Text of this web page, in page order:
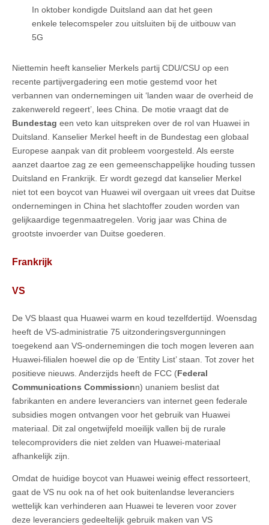
In oktober kondigde Duitsland aan dat het geen
enkele telecomspeler zou uitsluiten bij de uitbouw van
5G
Niettemin heeft kanselier Merkels partij CDU/CSU op een
recente partijvergadering een motie gestemd voor het
verbannen van ondernemingen uit ‘landen waar de overheid de
zakenwereld regeert’, lees China. De motie vraagt dat de
Bundestag een veto kan uitspreken over de rol van Huawei in
Duitsland. Kanselier Merkel heeft in de Bundestag een globaal
Europese aanpak van dit probleem voorgesteld. Als eerste
aanzet daartoe zag ze een gemeenschappelijke houding tussen
Duitsland en Frankrijk. Er wordt gezegd dat kanselier Merkel
niet tot een boycot van Huawei wil overgaan uit vrees dat Duitse
ondernemingen in China het slachtoffer zouden worden van
gelijkaardige tegenmaatregelen. Vorig jaar was China de
grootste invoerder van Duitse goederen.
Frankrijk
VS
De VS blaast qua Huawei warm en koud tezelfdertijd. Woensdag
heeft de VS-administratie 75 uitzonderingsvergunningen
toegekend aan VS-ondernemingen die toch mogen leveren aan
Huawei-filialen hoewel die op de ‘Entity List’ staan. Tot zover het
positieve nieuws. Anderzijds heeft de FCC (Federal
Communications Commissionn) unaniem beslist dat
fabrikanten en andere leveranciers van internet geen federale
subsidies mogen ontvangen voor het gebruik van Huawei
materiaal. Dit zal ongetwijfeld moeilijk vallen bij de rurale
telecomproviders die niet zelden van Huawei-materiaal
afhankelijk zijn.
Omdat de huidige boycot van Huawei weinig effect ressorteert,
gaat de VS nu ook na of het ook buitenlandse leveranciers
wettelijk kan verhinderen aan Huawei te leveren voor zover
deze leveranciers gedeeltelijk gebruik maken van VS